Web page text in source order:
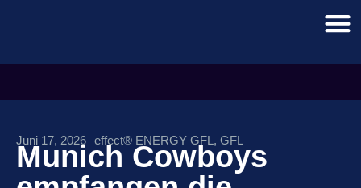
Juni 17, 2026 effect® ENERGY GFL , GFL
Munich Cowboys